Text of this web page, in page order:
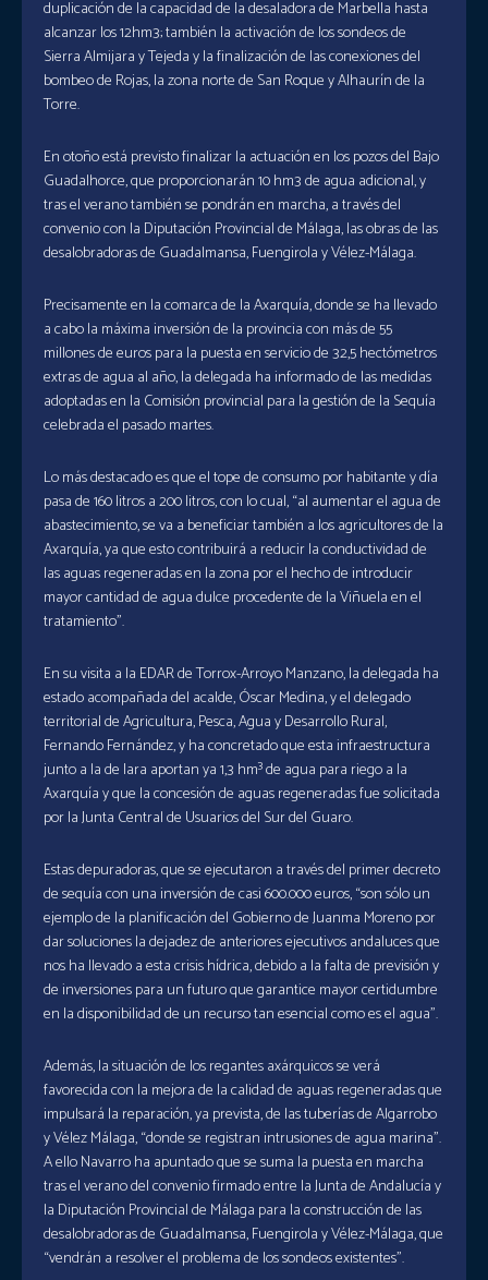
duplicación de la capacidad de la desaladora de Marbella hasta
alcanzar los 12hm3; también la activación de los sondeos de
Sierra Almijara y Tejeda y la finalización de las conexiones del
bombeo de Rojas, la zona norte de San Roque y Alhaurín de la
Torre.
En otoño está previsto finalizar la actuación en los pozos del Bajo
Guadalhorce, que proporcionarán 10 hm3 de agua adicional, y
tras el verano también se pondrán en marcha, a través del
convenio con la Diputación Provincial de Málaga, las obras de las
desalobradoras de Guadalmansa, Fuengirola y Vélez-Málaga.
Precisamente en la comarca de la Axarquía, donde se ha llevado
a cabo la máxima inversión de la provincia con más de 55
millones de euros para la puesta en servicio de 32,5 hectómetros
extras de agua al año, la delegada ha informado de las medidas
adoptadas en la Comisión provincial para la gestión de la Sequía
celebrada el pasado martes.
Lo más destacado es que el tope de consumo por habitante y día
pasa de 160 litros a 200 litros, con lo cual, “al aumentar el agua de
abastecimiento, se va a beneficiar también a los agricultores de la
Axarquía, ya que esto contribuirá a reducir la conductividad de
las aguas regeneradas en la zona por el hecho de introducir
mayor cantidad de agua dulce procedente de la Viñuela en el
tratamiento”.
En su visita a la EDAR de Torrox-Arroyo Manzano, la delegada ha
estado acompañada del acalde, Óscar Medina, y el delegado
territorial de Agricultura, Pesca, Agua y Desarrollo Rural,
Fernando Fernández, y ha concretado que esta infraestructura
junto a la de Iara aportan ya 1,3 hm³ de agua para riego a la
Axarquía y que la concesión de aguas regeneradas fue solicitada
por la Junta Central de Usuarios del Sur del Guaro.
Estas depuradoras, que se ejecutaron a través del primer decreto
de sequía con una inversión de casi 600.000 euros, “son sólo un
ejemplo de la planificación del Gobierno de Juanma Moreno por
dar soluciones la dejadez de anteriores ejecutivos andaluces que
nos ha llevado a esta crisis hídrica, debido a la falta de previsión y
de inversiones para un futuro que garantice mayor certidumbre
en la disponibilidad de un recurso tan esencial como es el agua”.
Además, la situación de los regantes axárquicos se verá
favorecida con la mejora de la calidad de aguas regeneradas que
impulsará la reparación, ya prevista, de las tuberías de Algarrobo
y Vélez Málaga, “donde se registran intrusiones de agua marina”.
A ello Navarro ha apuntado que se suma la puesta en marcha
tras el verano del convenio firmado entre la Junta de Andalucía y
la Diputación Provincial de Málaga para la construcción de las
desalobradoras de Guadalmansa, Fuengirola y Vélez-Málaga, que
“vendrán a resolver el problema de los sondeos existentes”.